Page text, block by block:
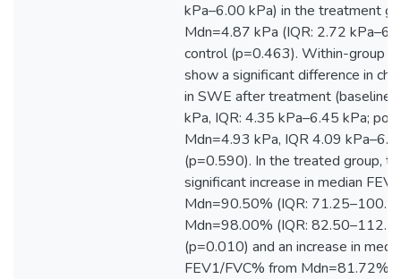
kPa–6.00 kPa) in the treatment
Mdn=4.87 kPa (IQR: 2.72
control (p=0.463). Within-group
show a significant difference in
in SWE after treatment (baseline
kPa, IQR: 4.35 kPa–6.45 kPa;
Mdn=4.93 kPa, IQR 4.09
(p=0.590). In the treated group,
significant increase in median
Mdn=90.50% (IQR:
Mdn=98.00% (IQR:
(p=0.010) and an increase in
FEV1/FVC% from Mdn=81.72%